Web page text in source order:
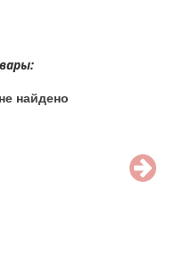
найдено